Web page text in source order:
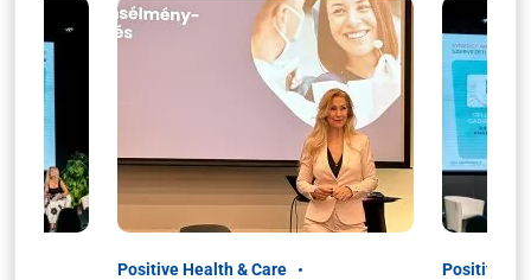
Positive Health & Care
Positive